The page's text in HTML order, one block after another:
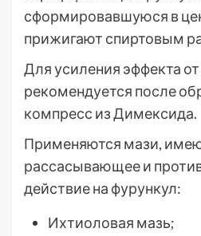
сформировавшуюся в
прижигают спиртовым
Для усиления эффекта
рекомендуется после
компресс из Димексида.
Применяются мази,
рассасывающее и
действие на фурункул:
Ихтиоловая мазь;